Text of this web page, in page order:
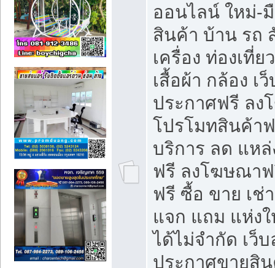
ออนไลน์ ใหม่-
สินค้า บ้าน รถ
เครื่อง ท่องเที่ย
เสื้อผ้า กล้อง เ
ประกาศฟรี ล
โปรโมทสินค้า
บริการ ลด แห
ฟรี ลงโฆษณา
ฟรี ซื้อ ขาย เช่
แจก แถม แห่ง
ได้ไม่จำกัด เว็
ประกาศขายสิ